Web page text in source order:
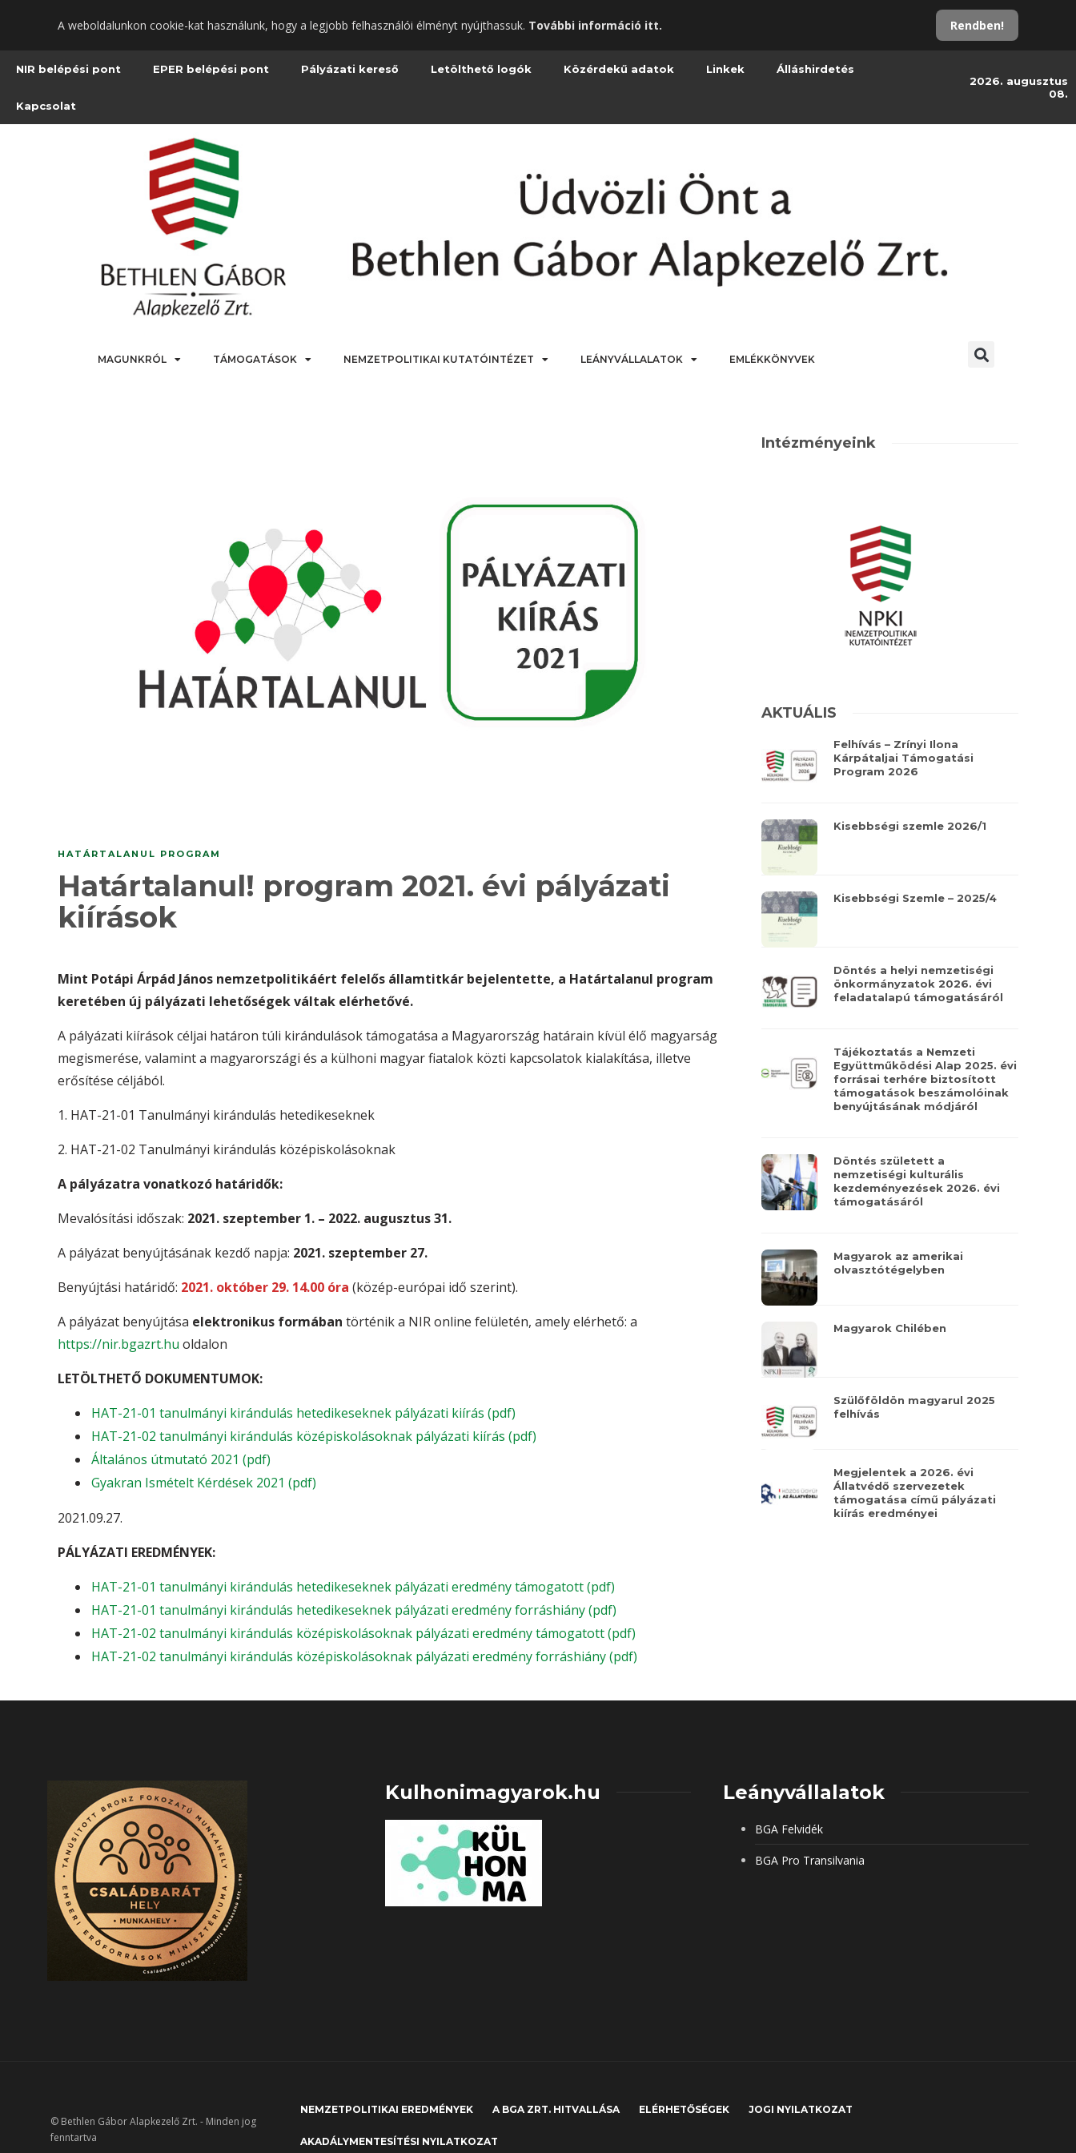
tartalomra
A weboldalunkon cookie-kat használunk, hogy a legjobb felhasználói élményt nyújthassuk. További információ itt. Rendben!
NIR belépési pont EPER belépési pont Pályázati kereső Letölthető logók Közérdekű adatok Linkek Álláshirdetés
Kapcsolat
2026. augusztus
08.
MAGUNKRÓL TÁMOGATÁSOK NEMZETPOLITIKAI KUTATÓINTÉZET LEÁNYVÁLLALATOK EMLÉKKÖNYVEK
HATÁRTALANUL PROGRAM
Határtalanul! program 2021. évi pályázati
kiírások
Mint Potápi Árpád János nemzetpolitikáért felelős államtitkár bejelentette, a Határtalanul program
keretében új pályázati lehetőségek váltak elérhetővé.
A pályázati kiírások céljai határon túli kirándulások támogatása a Magyarország határain kívül élő magyarság
megismerése, valamint a magyarországi és a külhoni magyar fiatalok közti kapcsolatok kialakítása, illetve
erősítése céljából.
1. HAT-21-01 Tanulmányi kirándulás hetedikeseknek
2. HAT-21-02 Tanulmányi kirándulás középiskolásoknak
A pályázatra vonatkozó határidők:
Mevalósítási időszak: 2021. szeptember 1. – 2022. augusztus 31.
A pályázat benyújtásának kezdő napja: 2021. szeptember 27.
Benyújtási határidő: 2021. október 29. 14.00 óra (közép-európai idő szerint).
A pályázat benyújtása elektronikus formában történik a NIR online felületén, amely elérhető: a
https://nir.bgazrt.hu oldalon
LETÖLTHETŐ DOKUMENTUMOK:
HAT-21-01 tanulmányi kirándulás hetedikeseknek pályázati kiírás (pdf)
HAT-21-02 tanulmányi kirándulás középiskolásoknak pályázati kiírás (pdf)
Általános útmutató 2021 (pdf)
Gyakran Ismételt Kérdések 2021 (pdf)
2021.09.27.
PÁLYÁZATI EREDMÉNYEK:
HAT-21-01 tanulmányi kirándulás hetedikeseknek pályázati eredmény támogatott (pdf)
HAT-21-01 tanulmányi kirándulás hetedikeseknek pályázati eredmény forráshiány (pdf)
HAT-21-02 tanulmányi kirándulás középiskolásoknak pályázati eredmény támogatott (pdf)
HAT-21-02 tanulmányi kirándulás középiskolásoknak pályázati eredmény forráshiány (pdf)
Intézményeink
AKTUÁLIS
Felhívás – Zrínyi Ilona
Kárpátaljai Támogatási
Program 2026
Kisebbségi szemle 2026/1
Kisebbségi Szemle – 2025/4
Döntés a helyi nemzetiségi
önkormányzatok 2026. évi
feladatalapú támogatásáról
Tájékoztatás a Nemzeti
Együttműködési Alap 2025. évi
forrásai terhére biztosított
támogatások beszámolóinak
benyújtásának módjáról
Döntés született a
nemzetiségi kulturális
kezdeményezések 2026. évi
támogatásáról
Magyarok az amerikai
olvasztótégelyben
Magyarok Chilében
Szülőföldön magyarul 2025
felhívás
Megjelentek a 2026. évi
Állatvédő szervezetek
támogatása című pályázati
kiírás eredményei
Kulhonimagyarok.hu Leányvállalatok
BGA Felvidék
BGA Pro Transilvania
© Bethlen Gábor Alapkezelő Zrt. - Minden jog
fenntartva
NEMZETPOLITIKAI EREDMÉNYEK A BGA ZRT. HITVALLÁSA ELÉRHETŐSÉGEK JOGI NYILATKOZAT
AKADÁLYMENTESÍTÉSI NYILATKOZAT